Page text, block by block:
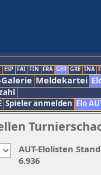
ESP FAI FIN FRA GER GRE INA
Meldekartei
Spieler anmelden Elo
AUT-Elolisten
6.936